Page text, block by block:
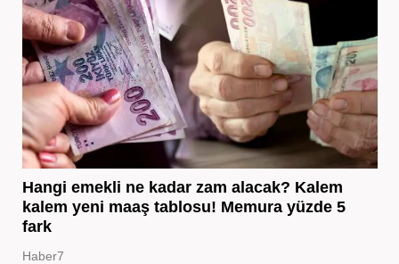
Hangi emekli ne kadar zam alacak? Kalem
kalem yeni maaş tablosu! Memura yüzde 5
fark
Haber7